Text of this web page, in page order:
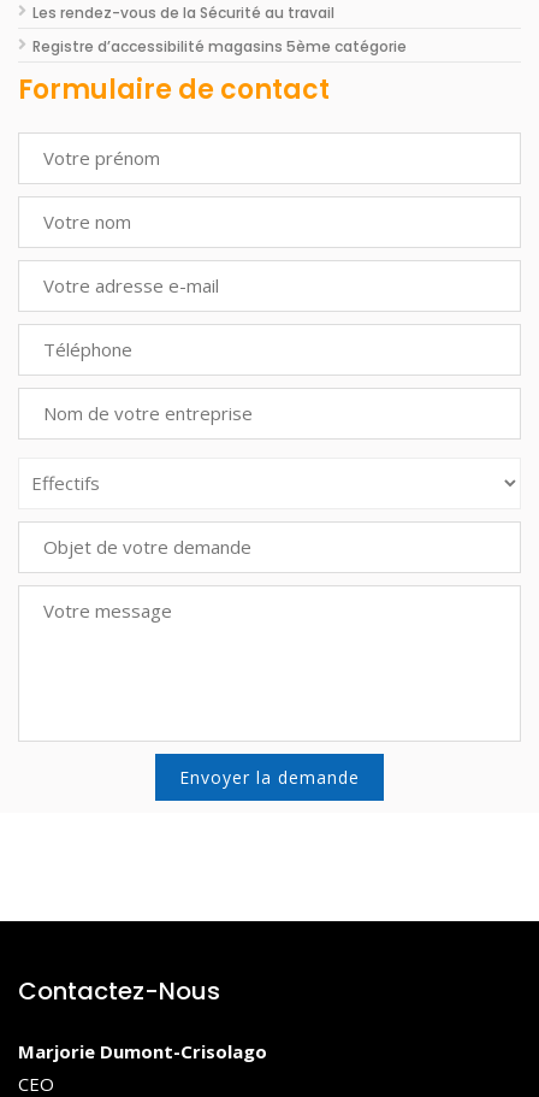
Les rendez-vous de la Sécurité au travail
Registre d’accessibilité magasins 5ème catégorie
Formulaire de contact
Contactez-Nous
Marjorie Dumont-Crisolago
CEO